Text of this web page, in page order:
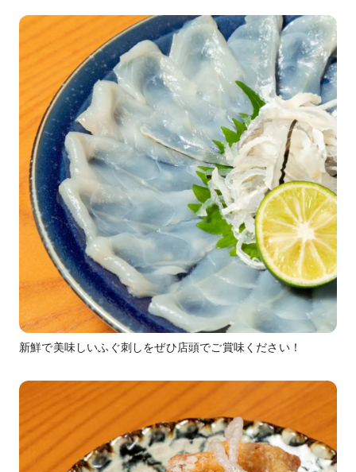
新鮮で美味しいふぐ刺しをぜひ店頭でご賞味ください！